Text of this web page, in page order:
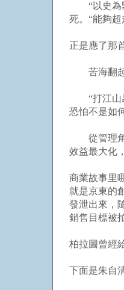
“以史為鑒
死。“能夠
正是應了那
苦海翻起
“打江山易
恐怕不是如
從管理角
效益最大化
商業故事里
就是京東的
發泄出來，
銷售目標被
柏拉圖曾經
下面是朱自